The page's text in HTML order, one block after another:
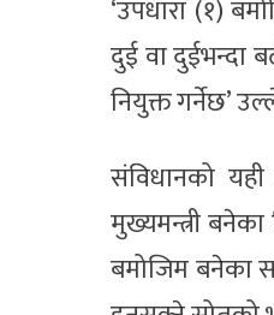
‘उपधारा (१)
दुई वा दुईभन्दा
नियुक्त गर्नेछ’
संविधानको
मुख्यमन्त्री
बमोजिम बनेका